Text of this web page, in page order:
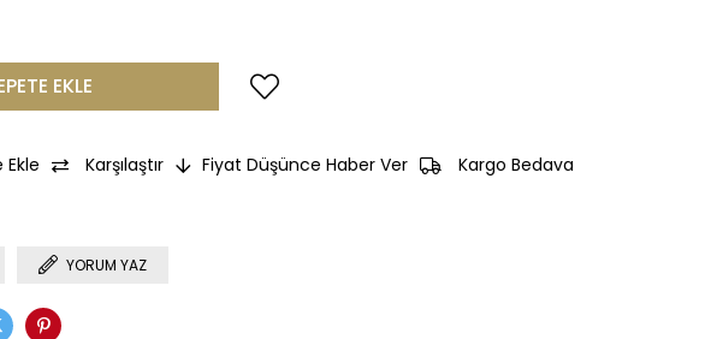
Karşılaştır Fiyat Düşünce Haber Ver Kargo Bedava
YORUM YAZ